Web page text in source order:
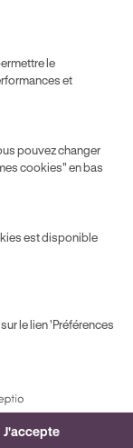
que vous
Générales de
le
et
pouvez changer
cookies" en bas
est disponible
le lien 'Préférences
J'accepte